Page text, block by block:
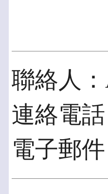
聯絡人：
連絡電話
電子郵件